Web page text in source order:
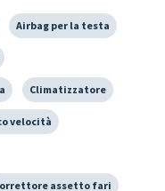
Airbag per la testa
Climatizzatore
velocità
assetto fari